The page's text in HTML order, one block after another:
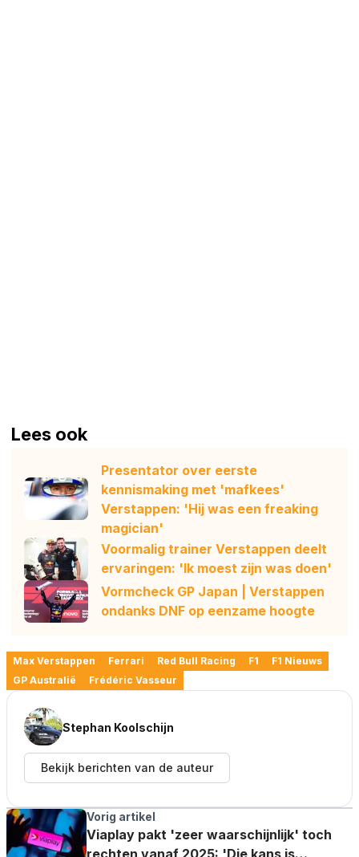
Lees ook
Presentator over eerste
kennismaking met 'mafkees'
Verstappen: 'Hij was een freaking
magician'
Voormalig trainer Verstappen deelt
ervaringen: 'Ik moest zijn was doen'
Vormcheck GP Japan | Verstappen
ondanks DNF op eenzame hoogte
Max Verstappen Ferrari Red Bull Racing F1
F1 Nieuws
GP Australië
Frédéric Vasseur
Stephan Koolschijn
Bekijk berichten van de auteur
Vorig artikel
Viaplay pakt 'zeer waarschijnlijk' toch
rechten vanaf 2025: 'Die kans is